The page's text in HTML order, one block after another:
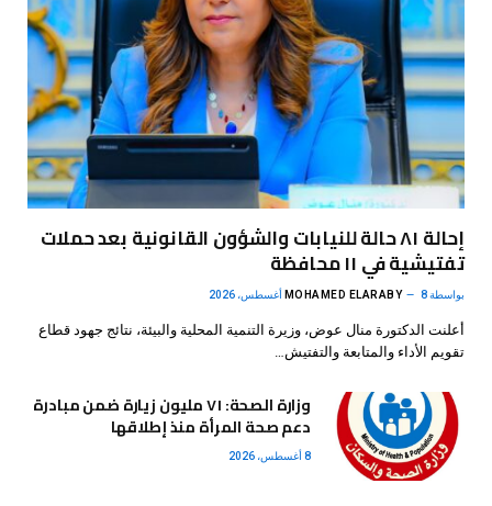
إحالة ٨١ حالة للنيابات والشؤون القانونية بعد حملات
تفتيشية في ١١ محافظة
بواسطة MOHAMED ELARABY 8 أغسطس، 2026
أعلنت الدكتورة منال عوض، وزيرة التنمية المحلية والبيئة، نتائج جهود قطاع
تقويم الأداء والمتابعة والتفتيش…
وزارة الصحة: ٧١ مليون زيارة ضمن مبادرة
دعم صحة المرأة منذ إطلاقها
8 أغسطس، 2026